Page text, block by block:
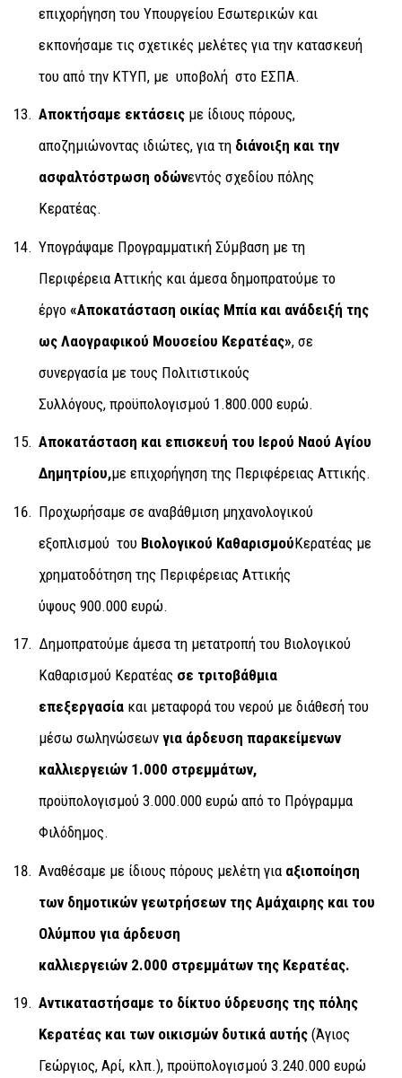
επιχορήγηση του Υπουργείου Εσωτερικών και
εκπονήσαμε τις σχετικές μελέτες για την κατασκευή
του από την ΚΤΥΠ, με υποβολή στο ΕΣΠΑ.
Αποκτήσαμε εκτάσεις με ίδιους πόρους,
αποζημιώνοντας ιδιώτες, για τη διάνοιξη και την
ασφαλτόστρωση οδώνεντός σχεδίου πόλης
Κερατέας.
Υπογράψαμε Προγραμματική Σύμβαση με τη
Περιφέρεια Αττικής και άμεσα δημοπρατούμε το
έργο «Αποκατάσταση οικίας Μπία και ανάδειξή της
ως Λαογραφικού Μουσείου Κερατέας», σε
συνεργασία με τους Πολιτιστικούς
Συλλόγους, προϋπολογισμού 1.800.000 ευρώ.
Αποκατάσταση και επισκευή του Ιερού Ναού Αγίου
Δημητρίου,με επιχορήγηση της Περιφέρειας Αττικής.
Προχωρήσαμε σε αναβάθμιση μηχανολογικού
εξοπλισμού του Βιολογικού ΚαθαρισμούΚερατέας με
χρηματοδότηση της Περιφέρειας Αττικής
ύψους 900.000 ευρώ.
Δημοπρατούμε άμεσα τη μετατροπή του Βιολογικού
Καθαρισμού Κερατέας σε τριτοβάθμια
επεξεργασία και μεταφορά του νερού με διάθεσή του
μέσω σωληνώσεων για άρδευση παρακείμενων
καλλιεργειών 1.000 στρεμμάτων,
προϋπολογισμού 3.000.000 ευρώ από το Πρόγραμμα
Φιλόδημος.
Αναθέσαμε με ίδιους πόρους μελέτη για αξιοποίηση
των δημοτικών γεωτρήσεων της Αμάχαιρης και του
Ολύμπου για άρδευση
καλλιεργειών 2.000 στρεμμάτων της Κερατέας.
Αντικαταστήσαμε το δίκτυο ύδρευσης της πόλης
Κερατέας και των οικισμών δυτικά αυτής (Άγιος
Γεώργιος, Αρί, κλπ.), προϋπολογισμού 3.240.000 ευρώ